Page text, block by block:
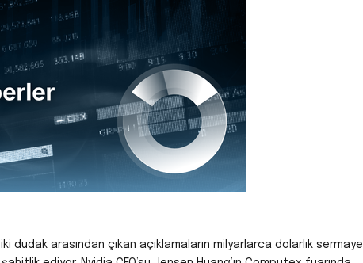
dudak arasından çıkan açıklamaların milyarlarca dolarlık sermaye